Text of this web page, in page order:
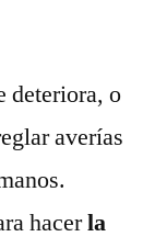
deteriora, o
averías
hacerla